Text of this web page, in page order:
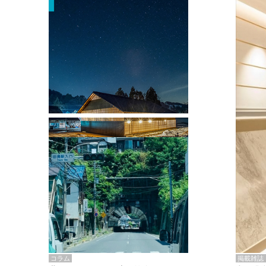
掲載雑誌
掲載雑誌・書籍
『街歩き研修「アールデコとモダニズ
ム、和風バロック」』のレポート記事が
掲載
コラム